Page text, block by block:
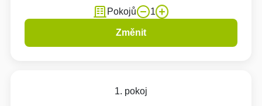
Pokojů 1
Změnit
1. pokoj